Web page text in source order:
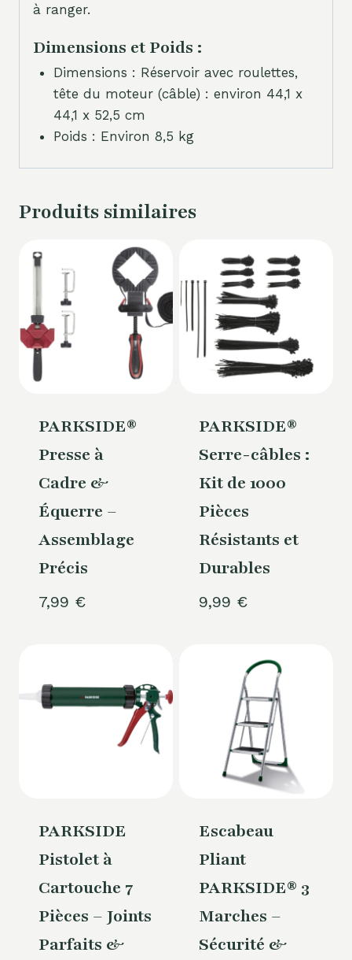
à ranger.
Dimensions et Poids :
Dimensions : Réservoir avec roulettes,
tête du moteur (câble) : environ 44,1 x
44,1 x 52,5 cm
Poids : Environ 8,5 kg
Produits similaires
PARKSIDE®
Presse à
Cadre &
Équerre –
Assemblage
Précis
7,99 €
PARKSIDE®
Serre-câbles :
Kit de 1000
Pièces
Résistants et
Durables
9,99 €
PARKSIDE
Pistolet à
Cartouche 7
Pièces – Joints
Parfaits &
Escabeau
Pliant
PARKSIDE® 3
Marches –
Sécurité &